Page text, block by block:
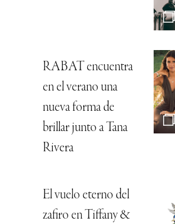
RABAT encuentra
en el verano una
nueva forma de
brillar junto a Tana
Rivera
El vuelo eterno del
zafiro en Tiffany &